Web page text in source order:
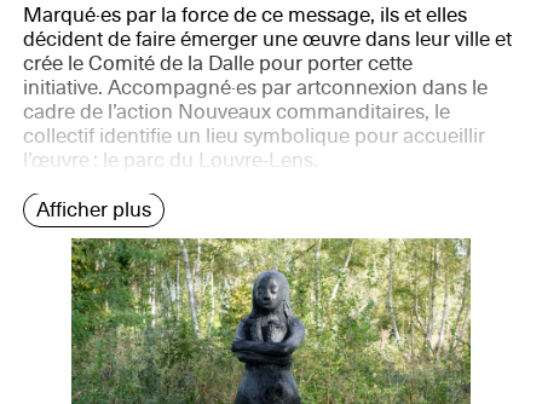
Marqué·es par la force de ce message, ils et elles
décident de faire émerger une œuvre dans leur ville et
crée le Comité de la Dalle pour porter cette
initiative. Accompagné·es par artconnexion dans le
cadre de l’action Nouveaux commanditaires, le
collectif identifie un lieu symbolique pour accueillir
l’œuvre : le parc du Louvre-Lens.
Afficher plus